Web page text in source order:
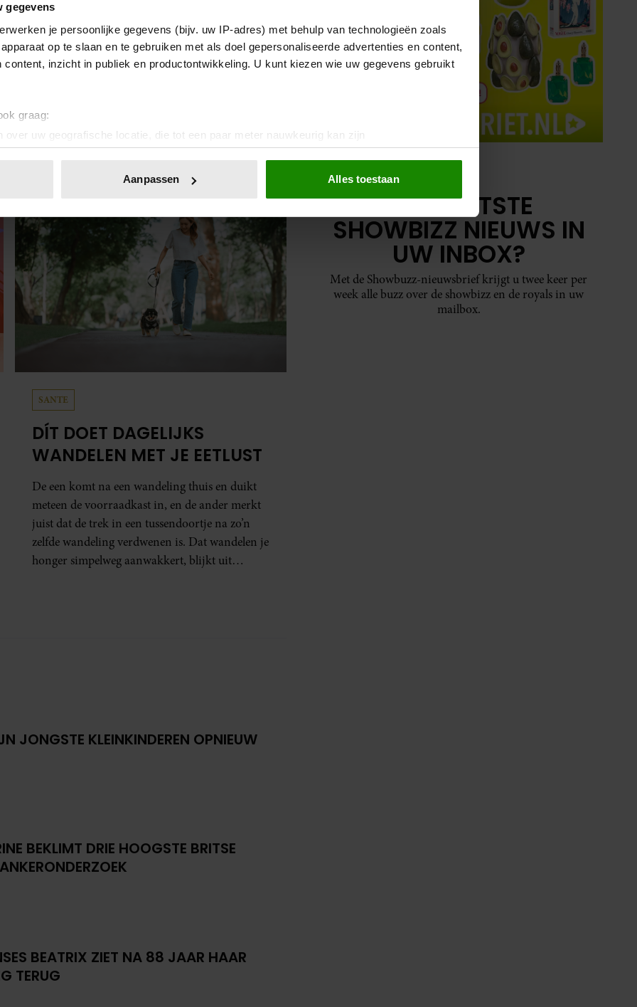
gegevens
je persoonlijke gegevens (bijv. uw IP-adres) met behulp van technologieën zoals
op te slaan en te gebruiken met als doel gepersonaliseerde advertenties en content,
content, inzicht in publiek en productontwikkeling. U kunt kiezen wie uw gegevens gebruikt
graag:
over uw geografische locatie, die tot een paar meter nauwkeurig kan zijn
door het actief te scannen op specifieke eigenschappen (fingerprinting)
of intrekken in de Cookieverklaring.
en advertenties te personaliseren, om functies voor social media te bieden en om ons
Ook delen we informatie over uw gebruik van onze site met onze partners voor social
Deze partners kunnen deze gegevens combineren met andere informatie die u aan ze heeft
op basis van uw gebruik van hun services. U gaat akkoord met onze cookies als u
Aanpassen Alles toestaan
BONDGENOTEN’ WAS BIJNA
STAGIAIRE BIJ HET MERK
VAN JADE ANNA
Influencer Jade Anna blijkt een onverwachte
Bondgenoten’. Die laatste had namelijk bijna
stage gelopen bij haar lifestylemerk BIYÙ.
SANTE
DÍT DOET DAGELIJKS
WANDELEN MET JE EETLUST
De een komt na een wandeling thuis en duikt
meteen de voorraadkast in, en de ander merkt
juist dat de trek in een tussendoortje na zo’n
zelfde wandeling verdwenen is. Dat wandelen je
honger simpelweg aanwakkert, blijkt uit
JONGSTE KLEINKINDEREN OPNIEUW
BEKLIMT DRIE HOOGSTE BRITSE
BEATRIX ZIET NA 88 JAAR HAAR
TERUG
HET LAATSTE
SHOWBIZZ NIEUWS IN
UW INBOX?
Met de Showbuzz-nieuwsbrief krijgt u twee keer per
week alle buzz over de showbizz en de royals in uw
mailbox.